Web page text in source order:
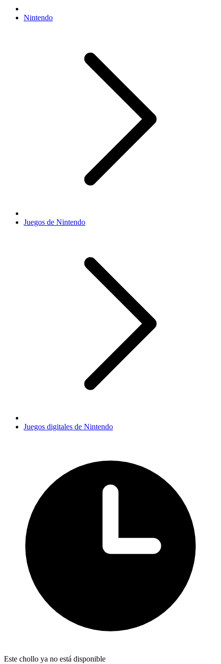
Nintendo
Juegos de Nintendo
Juegos digitales de Nintendo
Este chollo ya no está disponible